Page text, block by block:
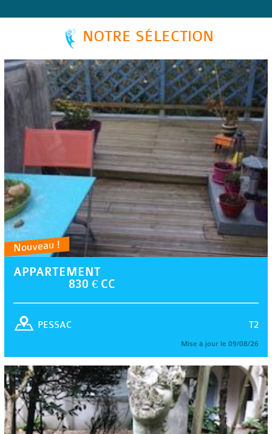
NOTRE SÉLECTION
Nouveau !
APPARTEMENT
830 € CC
T2
PESSAC
Mise à jour le 09/08/26